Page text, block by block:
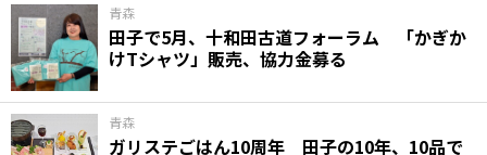
青森
田子で5月、十和田古道フォーラム 「かぎか
けTシャツ」販売、協力金募る
青森
ガリステごはん10周年 田子の10年、10品で